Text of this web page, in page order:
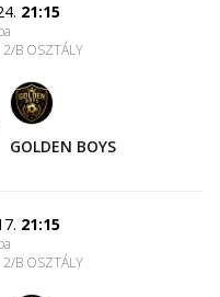
21:15
B OSZTÁLY
GOLDEN BOYS
21:15
B OSZTÁLY